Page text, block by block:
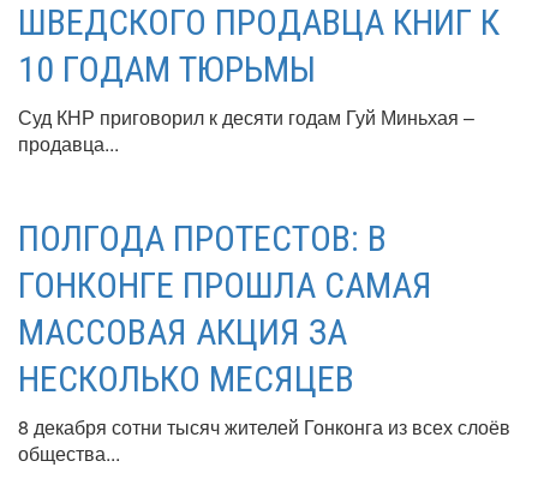
ШВЕДСКОГО ПРОДАВЦА КНИГ К
10 ГОДАМ ТЮРЬМЫ
Суд КНР приговорил к десяти годам Гуй Миньхая –
продавца...
ПОЛГОДА ПРОТЕСТОВ: В
ГОНКОНГЕ ПРОШЛА САМАЯ
МАССОВАЯ АКЦИЯ ЗА
НЕСКОЛЬКО МЕСЯЦЕВ
8 декабря сотни тысяч жителей Гонконга из всех слоёв
общества...